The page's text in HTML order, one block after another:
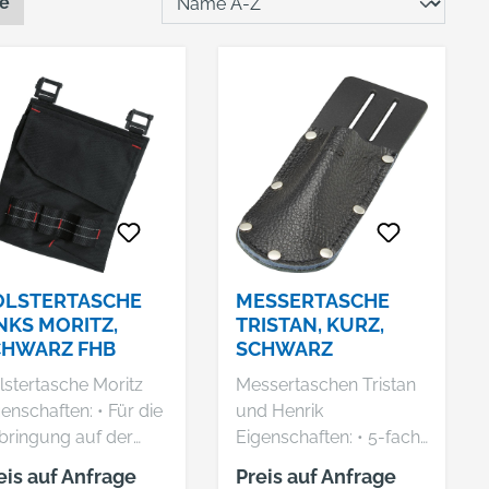
MORITZ,
FHB
Moritz
• Für die
auf der
Seite • Eine
auf Anfrage
MESSERTASCHE
TRISTAN, KURZ,
SCHWARZ
Messertaschen Tristan
und Henrik
Eigenschaften: • 5-fach
genietet Material: •
Preis auf Anfrage